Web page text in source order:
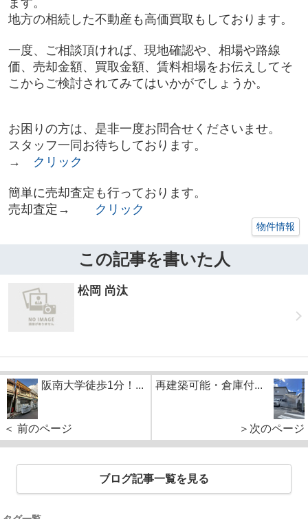
地方の相続した不動産も高価買取もしております。
一度、ご相談頂ければ、現地確認や、相場や路線
価、売却金額、買取金額、賃料相場をお伝えしてそ
こからご検討されてみてはいかがでしょうか。
お困りの方は、是非一度お問合せくださいませ。
スタッフ一同お待ちしております。
→
クリック
簡単に売却査定も行っております。
売却査定→
クリック
物件情報
この記事を書いた人
松岡 尚汰
阪南大学徒歩1分！...
＜ 前のページ
再建築可能・倉庫付...
＞次のページ
ブログ記事一覧を見る